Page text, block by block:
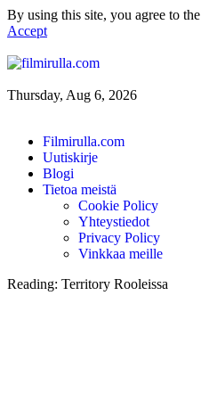
By using this site, you agree to the
Accept
Thursday, Aug 6, 2026
Filmirulla.com
Uutiskirje
Blogi
Tietoa meistä
Cookie Policy
Yhteystiedot
Privacy Policy
Vinkkaa meille
Reading: Territory Rooleissa